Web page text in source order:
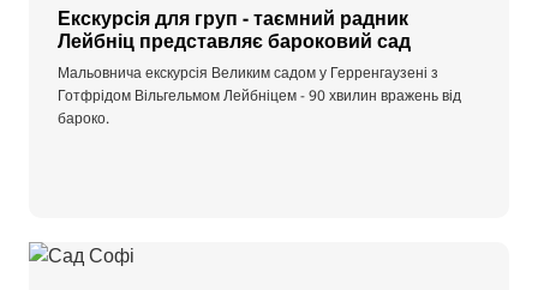
Екскурсія для груп - таємний радник
Лейбніц представляє бароковий сад
Мальовнича екскурсія Великим садом у Герренгаузені з
Готфрідом Вільгельмом Лейбніцем - 90 хвилин вражень від
бароко.